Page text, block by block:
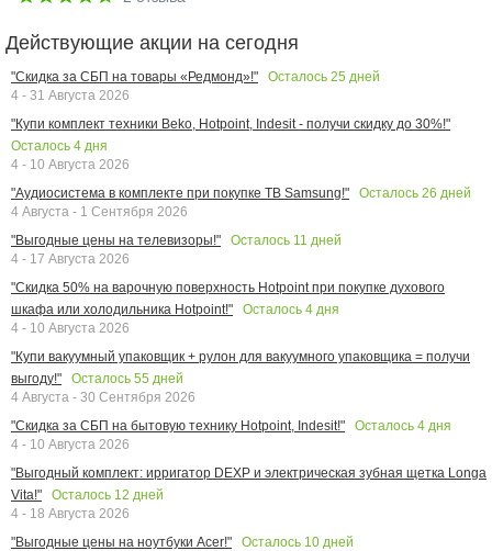
Действующие акции на сегодня
"Скидка за СБП на товары «Редмонд»!" Осталось 25 дней
4 - 31 Августа 2026
"Купи комплект техники Beko, Hotpoint, Indesit - получи скидку до 30%!"
Осталось 4 дня
4 - 10 Августа 2026
"Аудиосистема в комплекте при покупке ТВ Samsung!"
Осталось 26 дней
4 Августа - 1 Сентября 2026
"Выгодные цены на телевизоры!"
Осталось 11 дней
4 - 17 Августа 2026
"Скидка 50% на варочную поверхность Hotpoint при покупке духового
шкафа или холодильника Hotpoint!"
Осталось 4 дня
4 - 10 Августа 2026
"Купи вакуумный упаковщик + рулон для вакуумного упаковщика = получи
выгоду!"
Осталось 55 дней
4 Августа - 30 Сентября 2026
"Скидка за СБП на бытовую технику Hotpoint, Indesit!"
Осталось 4 дня
4 - 10 Августа 2026
"Выгодный комплект: ирригатор DEXP и электрическая зубная щетка Longa
Vita!"
Осталось 12 дней
4 - 18 Августа 2026
"Выгодные цены на ноутбуки Acer!"
Осталось 10 дней